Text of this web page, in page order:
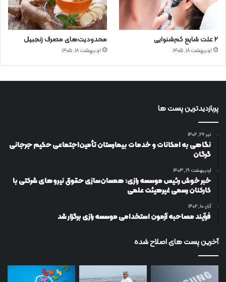
۲ علت شایع‌ کم‌شنوایی
اردیبهشت ۱۸, ۱۴۰۵
محدودیت‌های مصرف زنجبیل
اردیبهشت ۱۸, ۱۴۰۵
پربازدیدترین پست ها
تیر ۲۶, ۱۴۰۲
نگاهی به امکانات و خدمات بیمارستان تأمین‌اجتماعی حکیم جرجانی
گرگان
اردیبهشت ۱۹, ۱۴۰۳
خبر خوش رئیس موسسه رازی: همسان‌سازی حقوق نیروهای شرکتی با
کارکنان رسمی غیرهیئت علمی
آبان ۱۰, ۱۴۰۲
فرآیند مصاحبه آزمون استخدامی موسسه رازی برگزار شد
آخرین پست های اصلاح شده